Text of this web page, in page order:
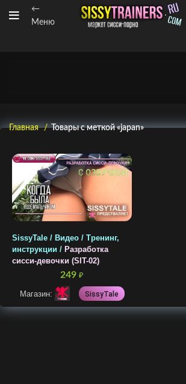
←
Меню
Главная Товары с меткой «japan»
SissyTale / Видео / Тренинг,
инструкции / Разработка
сисси-девочки (SIT-02)
249 ₽
Магазин: SissyTale